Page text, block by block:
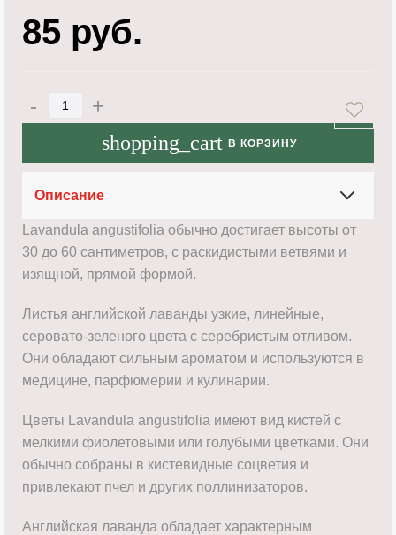
85 руб.
- +
shopping_cart В КОРЗИНУ
Описание
Lavandula angustifolia обычно достигает высоты от
30 до 60 сантиметров, с раскидистыми ветвями и
изящной, прямой формой.
Листья английской лаванды узкие, линейные,
серовато-зеленого цвета с серебристым отливом.
Они обладают сильным ароматом и используются в
медицине, парфюмерии и кулинарии.
Цветы Lavandula angustifolia имеют вид кистей с
мелкими фиолетовыми или голубыми цветками. Они
обычно собраны в кистевидные соцветия и
привлекают пчел и других поллинизаторов.
Английская лаванда обладает характерным